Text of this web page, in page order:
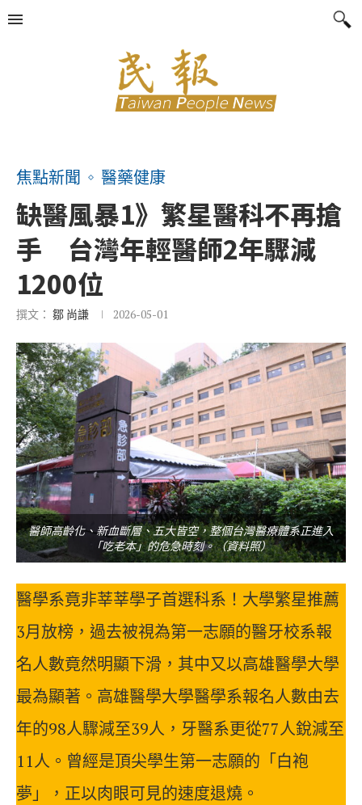
焦點新聞 醫藥健康
缺醫風暴1》繁星醫科不再搶
手 台灣年輕醫師2年驟減
1200位
撰文： 鄒 尚謙 2026-05-01
醫師高齡化、新血斷層、五大皆空，整個台灣醫療體系正進入
「吃老本」的危急時刻。（資料照）
醫學系竟非莘莘學子首選科系！大學繁星推薦
3月放榜，過去被視為第一志願的醫牙校系報
名人數竟然明顯下滑，其中又以高雄醫學大學
最為顯著。高雄醫學大學醫學系報名人數由去
年的98人驟減至39人，牙醫系更從77人銳減至
11人。曾經是頂尖學生第一志願的「白袍
夢」，正以肉眼可見的速度退燒。